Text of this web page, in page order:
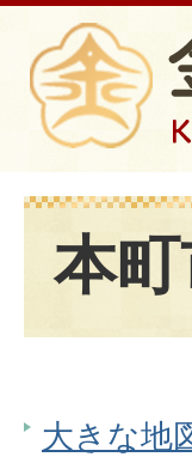
本
大きな地